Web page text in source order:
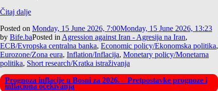
Čitaj dalje
Posted on Monday, 15 June 2026, 7:00Monday, 15 June 2026, 13:23
by Bife.baPosted in Agression against Iran - Agresija na Iran,
ECB/Evropska centralna banka, Economic policy/Ekonomska politika,
Eurozone/Zona eura, Inflation/Inflacija, Monetary policy/Monetarna
politika, Short research/Kratka istraživanja
Prognoza inflacije u Bosni za 2026. – Pretpostavke prognoze i
inflaciona očekivanja